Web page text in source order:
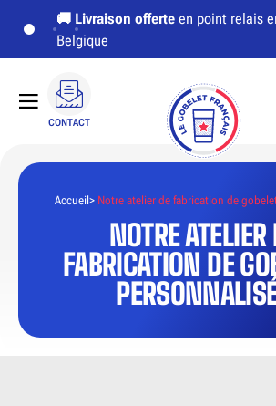
🚚 Livraison offerte en point relais
Belgique
CONTACT
Accueil Notre atelier de fabrication de
NOTRE ATELIER
FABRICATION DE